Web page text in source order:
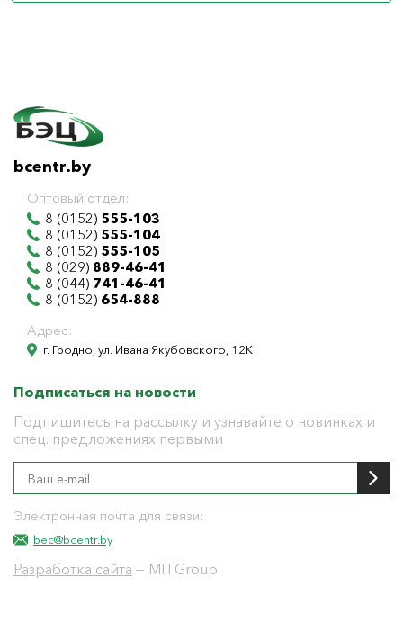
bcentr.by
Оптовый отдел:
8 (0152) 555-103
8 (0152) 555-104
8 (0152) 555-105
8 (029) 889-46-41
8 (044) 741-46-41
8 (0152) 654-888
Адрес:
г. Гродно, ул. Ивана Якубовского, 12К
Подписаться на новости
Подпишитесь на рассылку и узнавайте о новинках и
спец. предложениях первыми
Электронная почта для связи:
bec@bcentr.by
Разработка сайта — MITGroup